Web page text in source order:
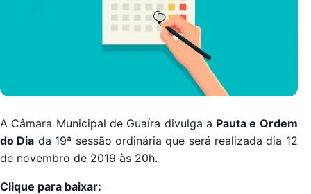
A Câmara Municipal de Guaíra divulga a Pauta e Ordem
do Dia da 19ª sessão ordinária que será realizada dia 12
de novembro de 2019 às 20h.
Clique para baixar: